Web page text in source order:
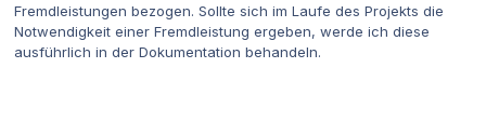
Fremdleistungen bezogen. Sollte sich im Laufe des Projekts die
Notwendigkeit einer Fremdleistung ergeben, werde ich diese
ausführlich in der Dokumentation behandeln.